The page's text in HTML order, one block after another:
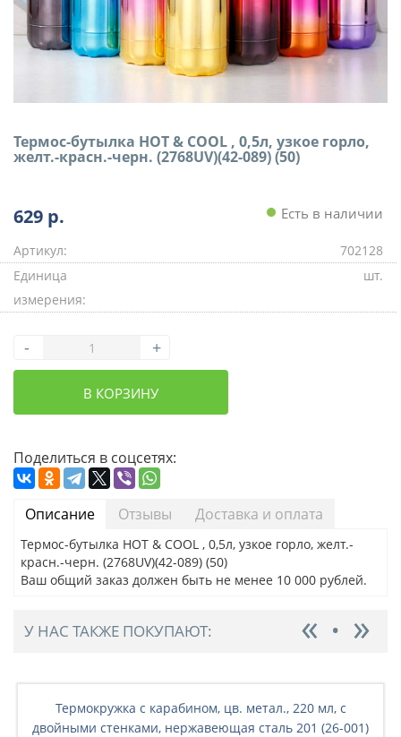
Термос-бутылка HOT & COOL , 0,5л, узкое горло,
желт.-красн.-черн. (2768UV)(42-089) (50)
629 р. Есть в наличии
Артикул:
702128
Единица
измерения:
шт.
- +
В КОРЗИНУ
Поделиться в соцсетях:
Описание Отзывы Доставка и оплата
Термос-бутылка HOT & COOL , 0,5л, узкое горло, желт.-
красн.-черн. (2768UV)(42-089) (50)
Ваш общий заказ должен быть не менее 10 000 рублей.
У НАС ТАКЖЕ ПОКУПАЮТ:
Термокружка с карабином, цв. метал., 220 мл, с
двойными стенками, нержавеющая сталь 201 (26-001)